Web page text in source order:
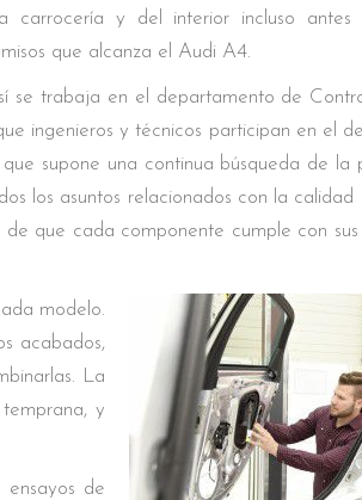
carrocería y del interior incluso
que alcanza el Audi A4.
se trabaja en el departamento de
ingenieros y técnicos participan en el
supone una continua búsqueda de la
los asuntos relacionados con la
que cada componente cumple con sus
modelo.
acabados,
La
y
de